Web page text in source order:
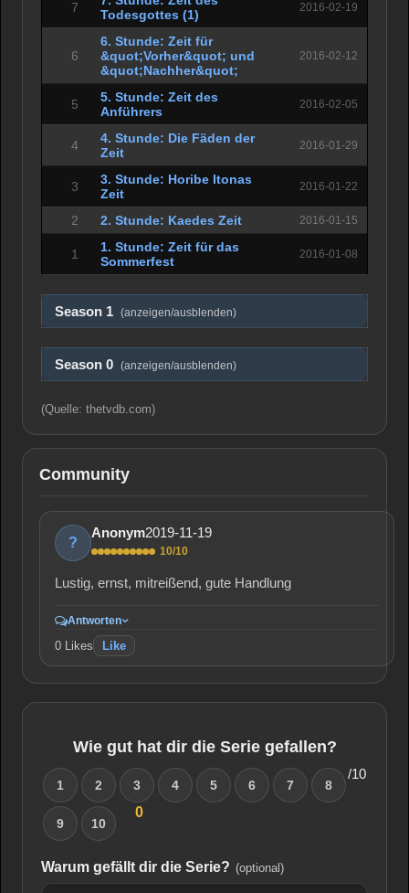
7
Todesgottes (1)
2016-02-19
6
6. Stunde: Zeit für
&quot;Vorher&quot; und
&quot;Nachher&quot;
2016-02-12
5
5. Stunde: Zeit des
Anführers
2016-02-05
4
4. Stunde: Die Fäden der
Zeit
2016-01-29
3
3. Stunde: Horibe Itonas
Zeit
2016-01-22
2 2. Stunde: Kaedes Zeit 2016-01-15
1
1. Stunde: Zeit für das
Sommerfest
2016-01-08
Season 1 (anzeigen/ausblenden)
Season 0 (anzeigen/ausblenden)
(Quelle: thetvdb.com)
Community
?
Anonym2019-11-19
10/10
Lustig, ernst, mitreißend, gute Handlung
Antworten
0 Likes Like
Wie gut hat dir die Serie gefallen?
1 2 3 4 5 6 7 8
9 10
0
/10
Warum gefällt dir die Serie? (optional)